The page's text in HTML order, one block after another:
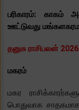
பரிகாரம்: காகம்
ஊட்டுவது
தனுசு ராசிபலன்
மகரம்
மகர
பொதுவாக